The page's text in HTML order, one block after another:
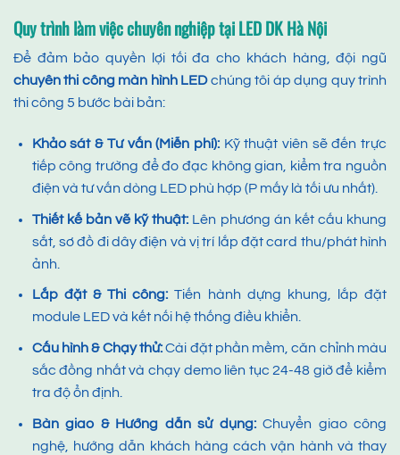
Quy trình làm việc chuyên nghiệp tại LED DK Hà Nội
Để đảm bảo quyền lợi tối đa cho khách hàng, đội ngũ
chuyênthi công màn hình LED chúng tôi áp dụng quy trình
thi công 5 bước bài bản:
Khảo sát & Tư vấn (Miễn phí): Kỹ thuật viên sẽ đến trực
tiếp công trường để đo đạc không gian, kiểm tra nguồn
điện và tư vấn dòng LED phù hợp (P mấy là tối ưu nhất).
Thiết kế bản vẽ kỹ thuật: Lên phương án kết cấu khung
sắt, sơ đồ đi dây điện và vị trí lắp đặt card thu/phát hình
ảnh.
Lắp đặt & Thi công:Tiến hành dựng khung, lắp đặt
module LED và kết nối hệ thống điều khiển.
Cấu hình & Chạy thử:Cài đặt phần mềm, căn chỉnh màu
sắc đồng nhất và chạy demo liên tục 24-48 giờ để kiểm
tra độ ổn định.
Bàn giao & Hướng dẫn sử dụng:Chuyển giao công
nghệ, hướng dẫn khách hàng cách vận hành và thay